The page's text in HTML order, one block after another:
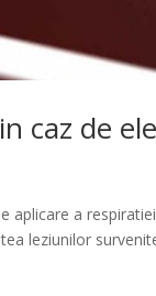
caz de
aplicare a
leziunilor